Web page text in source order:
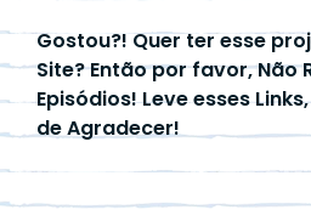
Gostou?! Quer ter esse
Site? Então por favor, Não
Episódios! Leve esses
de Agradecer!